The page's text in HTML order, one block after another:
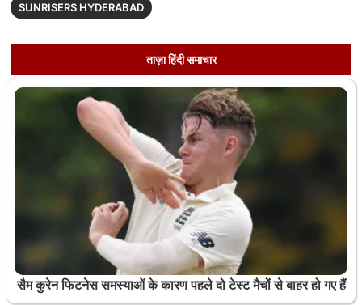
SUNRISERS HYDERABAD
ताज़ा हिंदी समाचार
सैम कुरेन फिटनेस समस्याओं के कारण पहले दो टेस्ट मैचों से बाहर हो गए हैं